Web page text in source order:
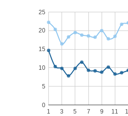
1 3 5 7 9 11
0
5
10
15
20
25